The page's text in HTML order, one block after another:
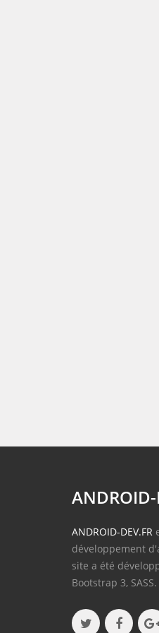
ANDROID-
ANDROID-DEV.FR
développement
site a été
Bootstrap 3, SASS.